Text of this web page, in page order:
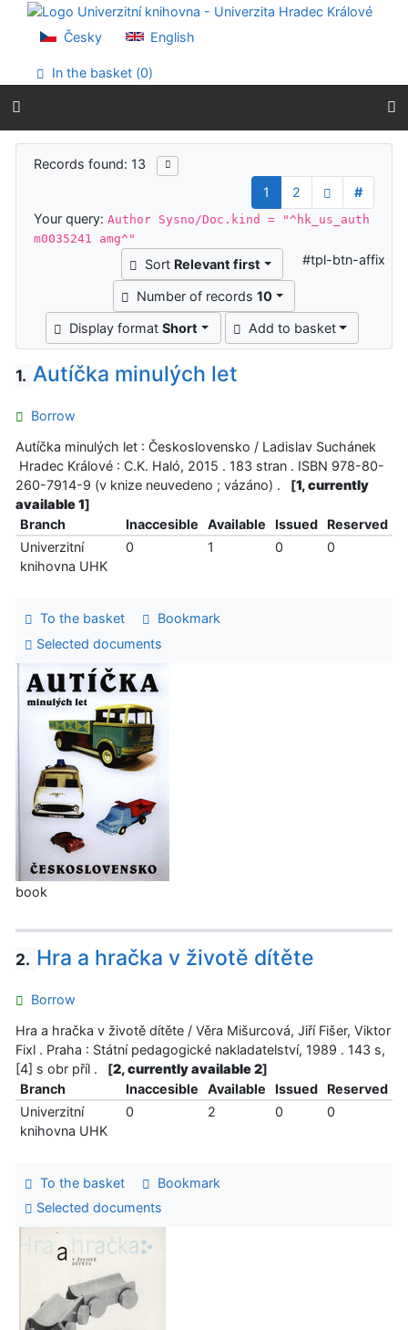
Go to content
Go to menu
Accessibility declaration
Česky English
In the basket (0)
Search results
Records found: 13
1
2
#
Your query:Author Sysno/Doc.kind = "^hk_us_auth
m0035241 amg^"
Sort Relevant first
Number of records 10
Display formatShort Add to basket
#tpl-btn-affix
1. Autíčka minulých let
Borrow
Autíčka minulých let : Československo / Ladislav Suchánek
Hradec Králové : C.K. Haló, 2015 . 183 stran . ISBN 978-80-
260-7914-9 (v knize neuvedeno ; vázáno) .
[1, currently
available 1]
Branch
Inaccesible Available Issued
Reserved
Univerzitní
knihovna UHK
0 1 0 0
To the basket
Bookmark
Selected documents
book
2. Hra a hračka v životě dítěte
Borrow
Hra a hračka v životě dítěte / Věra Mišurcová, Jiří Fišer, Viktor
Fixl . Praha : Státní pedagogické nakladatelství, 1989 . 143 s,
[4] s obr příl .
[2, currently available 2]
Branch
Inaccesible Available Issued
Reserved
Univerzitní
knihovna UHK
0 2 0 0
To the basket
Bookmark
Selected documents